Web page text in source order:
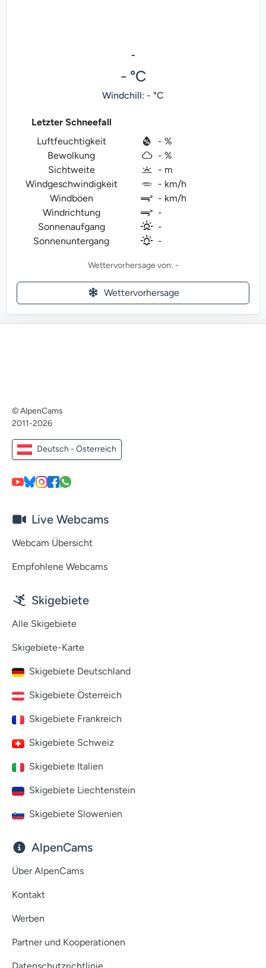
-
- °C
Windchill: - °C
Letzter Schneefall
Luftfeuchtigkeit
- %
Bewolkung
- %
Sichtweite
- m
Windgeschwindigkeit
- km/h
Windböen
- km/h
Windrichtung
-
Sonnenaufgang
-
Sonnenuntergang
-
Wettervorhersage von: -
Wettervorhersage
© AlpenCams
2011-2026
Deutsch - Österreich
Live Webcams
Webcam Übersicht
Empfohlene Webcams
Skigebiete
Alle Skigebiete
Skigebiete-Karte
Skigebiete Deutschland
Skigebiete Österreich
Skigebiete Frankreich
Skigebiete Schweiz
Skigebiete Italien
Skigebiete Liechtenstein
Skigebiete Slowenien
AlpenCams
Über AlpenCams
Kontakt
Werben
Partner und Kooperationen